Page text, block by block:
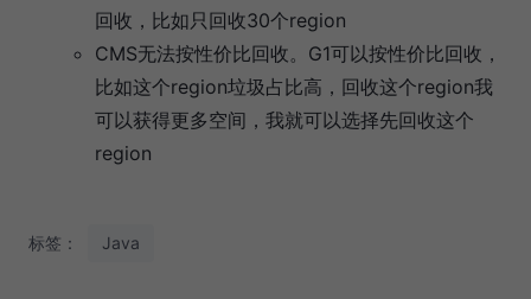
回收，比如只回收30个region
CMS无法按性价比回收。G1可以按性价比回收，
比如这个region垃圾占比高，回收这个region我
可以获得更多空间，我就可以选择先回收这个
region
标签： Java